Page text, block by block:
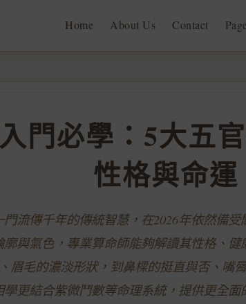
Home About Us Contact
門必學：5大五
性格與命運
門流傳千年的傳統智慧，在2026年依然備
廓與氣色，專業算命師能夠解讀其性格、
眉毛的濃淡形狀，到鼻樑的挺直與否、嘴
學更結合紫微鬥數等命理系統，提供更全